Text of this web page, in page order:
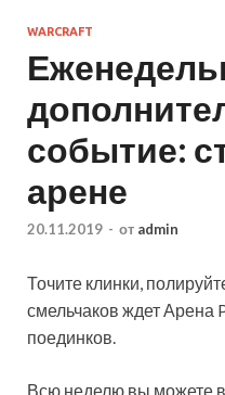
WARCRAFT
событие:
арене
20.11.2019 - от admin
Точите клинки,
смельчаков ждет Арена
поединков.
Всю неделю вы можете